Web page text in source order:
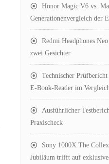
Honor Magic V6 vs.
Generationenvergleich der
Redmi Headphones
zwei Gesichter
Technischer
E-Book-Reader im
Ausführlicher
Praxischeck
Sony 1000X The
Jubiläum trifft auf